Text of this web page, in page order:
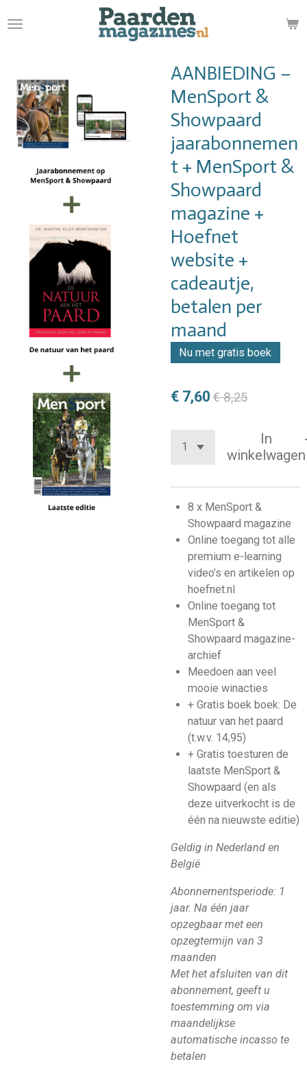
direct
hoofdinhoud
AANBIEDING –
MenSport &
Showpaard
jaarabonnemen
t + MenSport &
Showpaard
magazine +
Hoefnet
website +
cadeautje,
betalen per
maand
Nu met gratis boek
€ 7,60 € 8,25
In
winkelwagen
8 x MenSport &
Showpaard magazine
Online toegang tot alle
premium e-learning
video’s en artikelen op
hoefnet.nl
Online toegang tot
MenSport &
Showpaard magazine-
archief
Meedoen aan veel
mooie winacties
+ Gratis boek boek: De
natuur van het paard
(t.w.v. 14,95)
+ Gratis toesturen de
laatste MenSport &
Showpaard (en als
deze uitverkocht is de
één na nieuwste editie)
Geldig in Nederland en
België
Abonnementsperiode: 1
jaar. Na één jaar
opzegbaar met een
opzegtermijn van 3
maanden
Met het afsluiten van dit
abonnement, geeft u
toestemming om via
maandelijkse
automatische incasso te
betalen